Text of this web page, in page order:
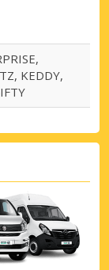
KEDDY,